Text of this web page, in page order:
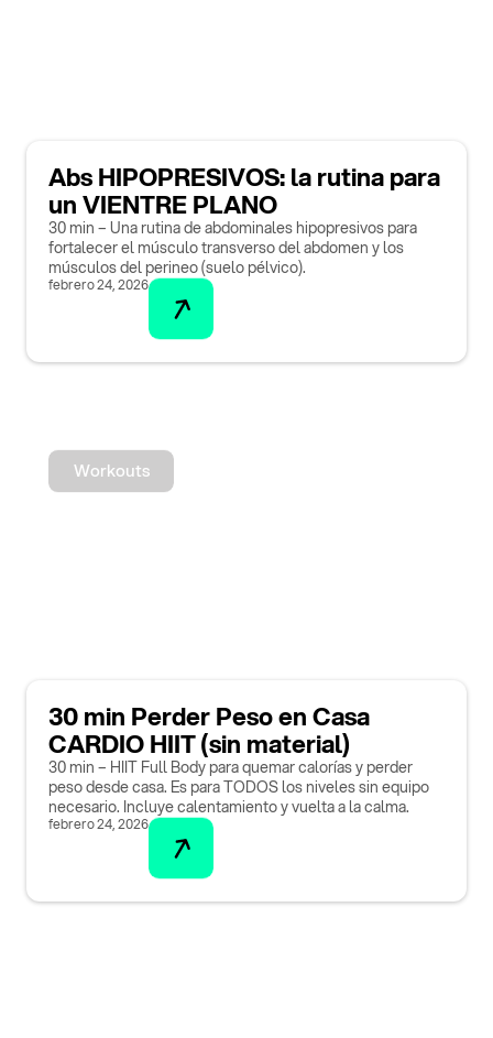
Abs HIPOPRESIVOS: la rutina para
un VIENTRE PLANO
30 min – Una rutina de abdominales hipopresivos para
fortalecer el músculo transverso del abdomen y los
músculos del perineo (suelo pélvico).
febrero 24, 2026
Workouts
30 min Perder Peso en Casa
CARDIO HIIT (sin material)
30 min – HIIT Full Body para quemar calorías y perder
peso desde casa. Es para TODOS los niveles sin equipo
necesario. Incluye calentamiento y vuelta a la calma.
febrero 24, 2026